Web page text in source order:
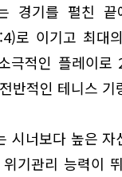
경기를 펼친
로 이기고 최대
적인 플레이로
반적인 테니스 기
시너보다 높은
기관리 능력이